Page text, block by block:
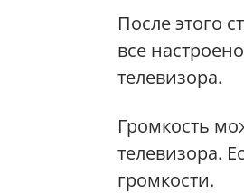
После этого
все
телевизора.
Громкость
телевизора.
громкости.